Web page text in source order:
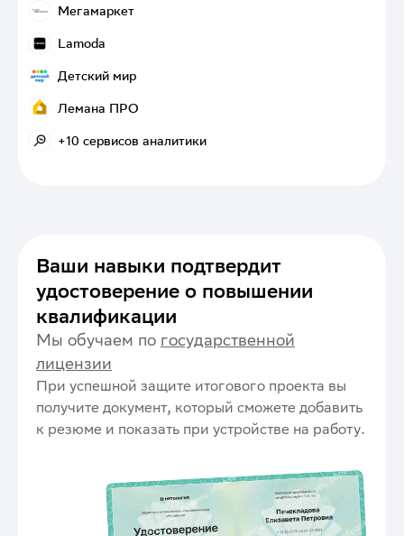
систематизировать данные и оптимизировать их аналитику
Мегамаркет
Lamoda
Детский мир
Лемана ПРО
+10 сервисов аналитики
Ваши навыки подтвердит
удостоверение о повышении
квалификации
Мы обучаем по государственной
лицензии
При успешной защите итогового проекта вы
получите документ, который сможете добавить
к резюме и показать при устройстве на работу.